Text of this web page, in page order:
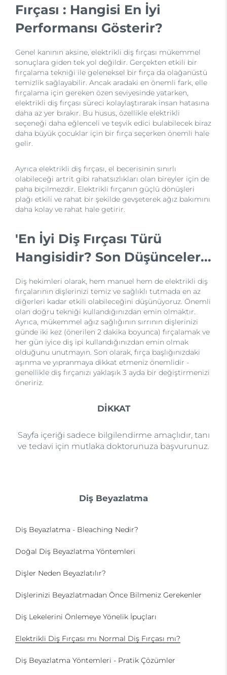
Fırçası : Hangisi En İyi
Performansı Gösterir?
Genel kanının aksine, elektrikli diş fırçası mükemmel
sonuçlara giden tek yol değildir. Gerçekten etkili bir
fırçalama tekniği ile geleneksel bir fırça da olağanüstü
temizlik sağlayabilir. Ancak aradaki en önemli fark, elle
fırçalama için gereken özen seviyesinde yatarken,
elektrikli diş fırçası süreci kolaylaştırarak insan hatasına
daha az yer bırakır. Bu husus, özellikle elektrikli
seçeneği daha eğlenceli ve teşvik edici bulabilecek biraz
daha büyük çocuklar için bir fırça seçerken önemli hale
gelir.
Ayrıca elektrikli diş fırçası, el becerisinin sınırlı
olabileceği artrit gibi rahatsızlıkları olan bireyler için de
paha biçilmezdir. Elektrikli fırçanın güçlü dönüşleri
plağı etkili ve rahat bir şekilde gevşeterek ağız bakımını
daha kolay ve rahat hale getirir.
'En İyi Diş Fırçası Türü
Hangisidir? Son Düşünceler...
Diş hekimleri olarak, hem manuel hem de elektrikli diş
fırçalarının dişlerinizi temiz ve sağlıklı tutmada en az
diğerleri kadar etkili olabileceğini düşünüyoruz. Önemli
olan doğru tekniği kullandığınızdan emin olmaktır.
Ayrıca, mükemmel ağız sağlığının sırrının dişlerinizi
günde iki kez (önerilen 2 dakika boyunca) fırçalamak ve
her gün iyice diş ipi kullandığınızdan emin olmak
olduğunu unutmayın. Son olarak, fırça başlığınızdaki
aşınma ve yıpranmaya dikkat etmeniz önemlidir -
genellikle diş fırçanızı yaklaşık 3 ayda bir değiştirmenizi
öneririz.
DİKKAT
Sayfa içeriği sadece bilgilendirme amaçlıdır, tanı
ve tedavi için mutlaka doktorunuza başvurunuz.
Diş Beyazlatma
Diş Beyazlatma - Bleaching Nedir?
Doğal Diş Beyazlatma Yöntemleri
Dişler Neden Beyazlatılır?
Dişlerinizi Beyazlatmadan Önce Bilmeniz Gerekenler
Diş Lekelerini Önlemeye Yönelik İpuçları
Elektrikli Diş Fırçası mı Normal Diş Fırçası mı?
Diş Beyazlatma Yöntemleri - Pratik Çözümler